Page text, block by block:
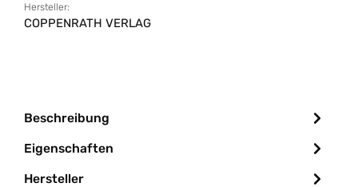
Hersteller:
COPPENRATH VERLAG
Beschreibung
Eigenschaften
Hersteller